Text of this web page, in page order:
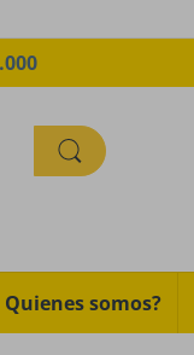
Quienes somos?